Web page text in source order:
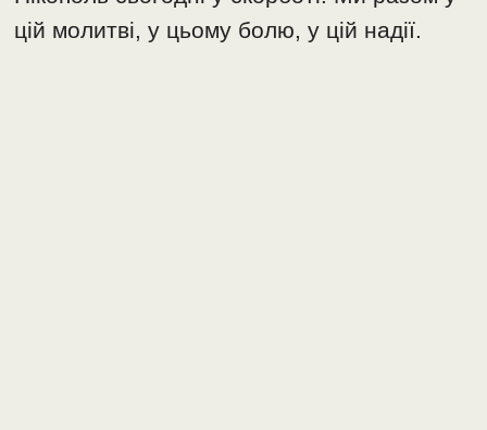
цій молитві, у цьому болю, у цій надії.